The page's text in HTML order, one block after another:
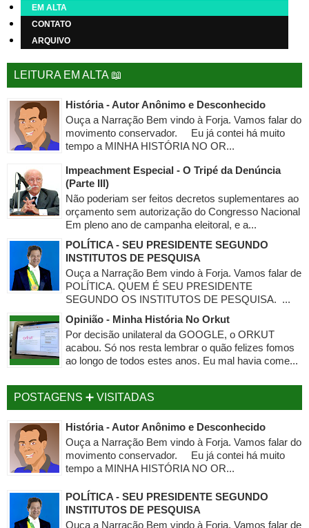
EM ALTA
CONTATO
ARQUIVO
LEITURA EM ALTA 📖
História - Autor Anônimo e Desconhecido
Ouça a Narração Bem vindo à Forja. Vamos falar do
movimento conservador. Eu já contei há muito
tempo a MINHA HISTÓRIA NO OR...
Impeachment Especial - O Tripé da Denúncia
(Parte III)
Não poderiam ser feitos decretos suplementares ao
orçamento sem autorização do Congresso Nacional
Em pleno ano de campanha eleitoral, e a...
POLÍTICA - SEU PRESIDENTE SEGUNDO
INSTITUTOS DE PESQUISA
Ouça a Narração Bem vindo à Forja. Vamos falar de
POLÍTICA. QUEM É SEU PRESIDENTE
SEGUNDO OS INSTITUTOS DE PESQUISA. ...
Opinião - Minha História No Orkut
Por decisão unilateral da GOOGLE, o ORKUT
acabou. Só nos resta lembrar o quão felizes fomos
ao longo de todos estes anos. Eu mal havia come...
POSTAGENS ➕ VISITADAS
História - Autor Anônimo e Desconhecido
Ouça a Narração Bem vindo à Forja. Vamos falar do
movimento conservador. Eu já contei há muito
tempo a MINHA HISTÓRIA NO OR...
POLÍTICA - SEU PRESIDENTE SEGUNDO
INSTITUTOS DE PESQUISA
Ouça a Narração Bem vindo à Forja. Vamos falar de